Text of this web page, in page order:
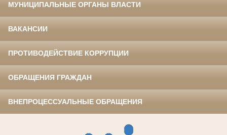
МУНИЦИПАЛЬНЫЕ ОРГАНЫ ВЛАСТИ
ВАКАНСИИ
ПРОТИВОДЕЙСТВИЕ КОРРУПЦИИ
ОБРАЩЕНИЯ ГРАЖДАН
ВНЕПРОЦЕССУАЛЬНЫЕ ОБРАЩЕНИЯ